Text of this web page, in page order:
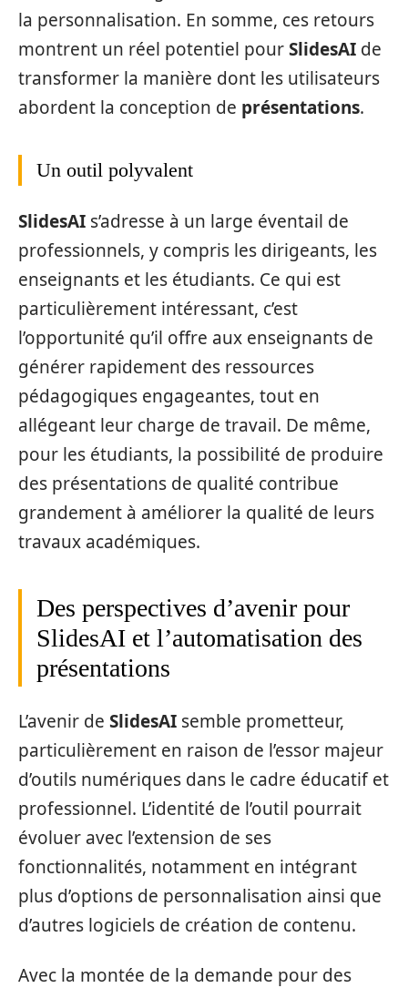
la personnalisation. En somme, ces retours
montrent un réel potentiel pourSlidesAI de
transformer la manière dont les utilisateurs
abordent la conception de présentations.
Un outil polyvalent
SlidesAI s’adresse à un large éventail de
professionnels, y compris les dirigeants, les
enseignants et les étudiants. Ce qui est
particulièrement intéressant, c’est
l’opportunité qu’il offre aux enseignants de
générer rapidement des ressources
pédagogiques engageantes, tout en
allégeant leur charge de travail. De même,
pour les étudiants, la possibilité de produire
des présentations de qualité contribue
grandement à améliorer la qualité de leurs
travaux académiques.
Des perspectives d’avenir pour
SlidesAI et l’automatisation des
présentations
L’avenir de SlidesAI semble prometteur,
particulièrement en raison de l’essor majeur
d’outils numériques dans le cadre éducatif et
professionnel. L’identité de l’outil pourrait
évoluer avec l’extension de ses
fonctionnalités, notamment en intégrant
plus d’options de personnalisation ainsi que
d’autres logiciels de création de contenu.
Avec la montée de la demande pour des